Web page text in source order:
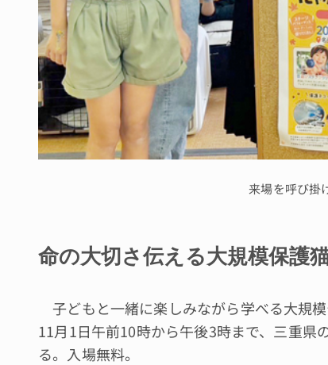
来場を呼び掛
命の大切さ伝える大規模保護
子どもと一緒に楽しみながら学べる大規
11月1日午前10時から午後3時まで、三重県
る。入場無料。